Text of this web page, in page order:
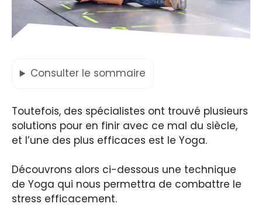
Consulter le sommaire
Toutefois, des spécialistes ont trouvé plusieurs
solutions pour en finir avec ce mal du siècle,
et l’une des plus efficaces est le Yoga.
Découvrons alors ci-dessous une technique
de Yoga qui nous permettra de combattre le
stress efficacement.